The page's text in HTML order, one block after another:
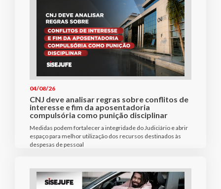
04/08/26
CNJ deve analisar regras sobre conflitos de
interesse e fim da aposentadoria
compulsória como punição disciplinar
Medidas podem fortalecer a integridade do Judiciário e abrir
espaço para melhor utilização dos recursos destinados às
despesas de pessoal